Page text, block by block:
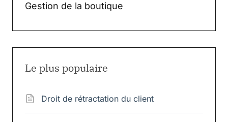
Gestion de la boutique
Le plus populaire
Droit de rétractation du client